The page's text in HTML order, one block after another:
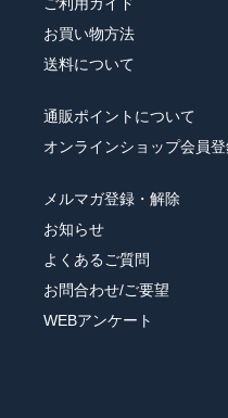
コーヒー器具
すべてのコーヒー豆から選ぶ
お買い物方法
送料について
通販ポイントについて
オンラインショップ会員
メルマガ登録・解除
お知らせ
よくあるご質問
お問合わせ/ご要望
WEBアンケート